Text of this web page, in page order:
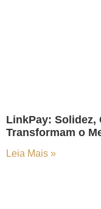
LinkPay: Solidez,
Transformam o
Leia Mais »